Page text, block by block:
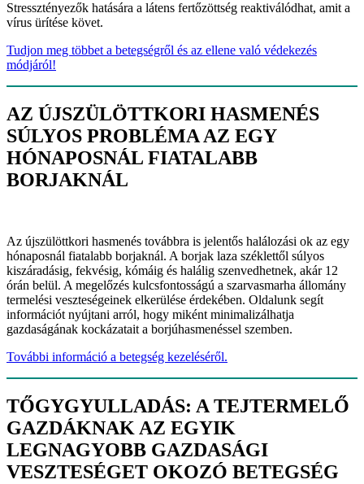
Stressztényezők hatására a látens fertőzöttség reaktiválódhat, amit a
vírus ürítése követ.
Tudjon meg többet a betegségről és az ellene való védekezés
módjáról!
AZ ÚJSZÜLÖTTKORI HASMENÉS
SÚLYOS PROBLÉMA AZ EGY
HÓNAPOSNÁL FIATALABB
BORJAKNÁL
Az újszülöttkori hasmenés továbbra is jelentős halálozási ok az egy
hónaposnál fiatalabb borjaknál. A borjak laza széklettől súlyos
kiszáradásig, fekvésig, kómáig és halálig szenvedhetnek, akár 12
órán belül. A megelőzés kulcsfontosságú a szarvasmarha állomány
termelési veszteségeinek elkerülése érdekében. Oldalunk segít
információt nyújtani arról, hogy miként minimalizálhatja
gazdaságának kockázatait a borjúhasmenéssel szemben.
További információ a betegség kezeléséről.
TŐGYGYULLADÁS: A TEJTERMELŐ
GAZDÁKNAK AZ EGYIK
LEGNAGYOBB GAZDASÁGI
VESZTESÉGET OKOZÓ BETEGSÉG